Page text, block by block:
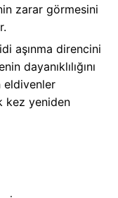
zarar görmesini
aşınma direncini
dayanıklılığını
eldivenler
kez yeniden